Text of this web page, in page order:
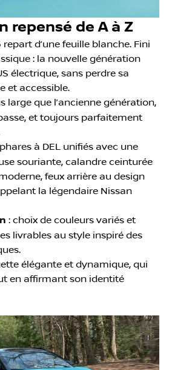
repensé de A à Z
d’une feuille blanche. Fini
: la nouvelle génération
électrique, sans perdre sa
et accessible.
large que l’ancienne génération,
et toujours parfaitement
à DEL unifiés avec une
souriante, calandre ceinturée
feux arrière au design
la légendaire Nissan
: choix de couleurs variés et
livrables au style inspiré des
élégante et dynamique, qui
en affirmant son identité